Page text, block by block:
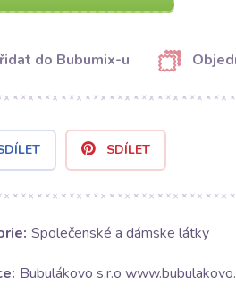
do Bubumix-u
SDÍLET
Společenské a dámske látky
Bubulákovo s.r.o